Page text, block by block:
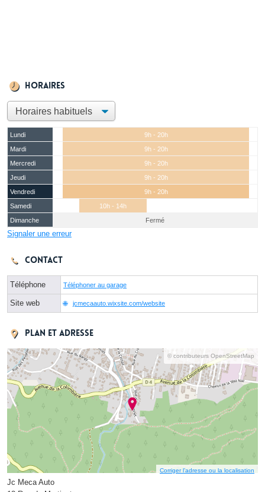
Horaires
Lundi
9h - 20h
Mardi
9h - 20h
Mercredi
9h - 20h
Jeudi
9h - 20h
Vendredi
9h - 20h
Samedi
10h - 14h
Dimanche
Fermé
Signaler une erreur
Contact
Téléphone Téléphoner au garage
Site web jcmecaauto.wixsite.com/website
Plan et adresse
© contributeurs OpenStreetMap
Corriger l’adresse ou la localisation
Jc Meca Auto